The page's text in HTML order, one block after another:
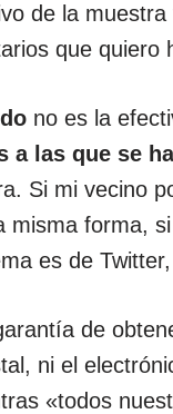
de la
que quiero
no es la
a las que se
Si mi vecino
misma forma,
es de
de
ni el
«todos